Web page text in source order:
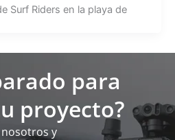
Surf Riders en la playa de
para
proyecto?
y